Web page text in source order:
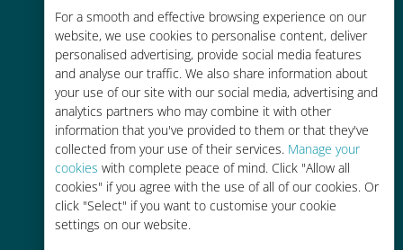
For a smooth and effective browsing experience on our
website, we use cookies to personalise content, deliver
personalised advertising, provide social media features
and analyse our traffic. We also share information about
your use of our site with our social media, advertising and
analytics partners who may combine it with other
information that you've provided to them or that they've
collected from your use of their services. Manage your
cookies with complete peace of mind. Click "Allow all
cookies" if you agree with the use of all of our cookies. Or
click "Select" if you want to customise your cookie
settings on our website.
Économique
Jusqu'à 90 % moins cher que les
frais d'itinérance avec votre
opérateur habituel
Recharge facile
Partout via l'app Ubigi, même sans